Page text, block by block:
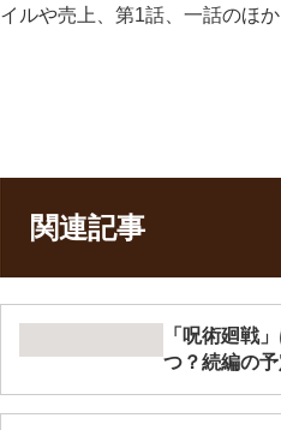
イルや売上、第1話、一話のほ
関連記事
「呪術廻戦
つ？続編の予